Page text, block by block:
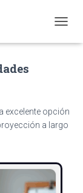
O
A
V
T
excelente opción
a largo